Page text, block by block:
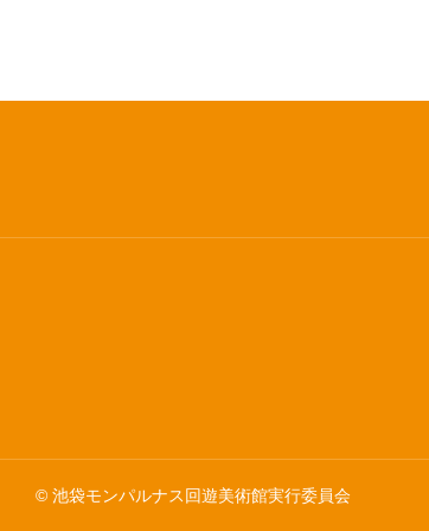
© 池袋モンパルナス回遊美術館実行委員会